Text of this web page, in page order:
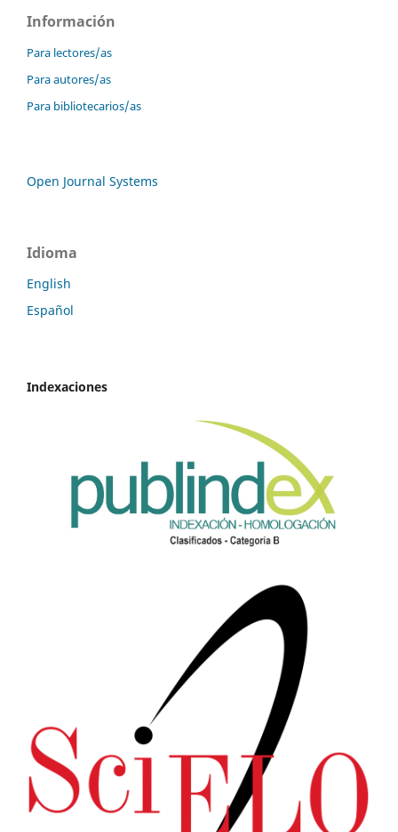
Información
Para lectores/as
Para autores/as
Para bibliotecarios/as
Open Journal Systems
Idioma
English
Español
Indexaciones